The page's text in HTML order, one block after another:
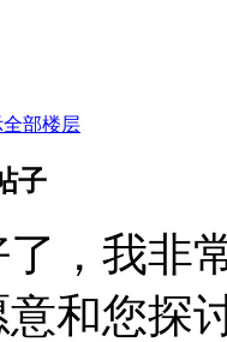
全部楼层
子
，我非
和您探